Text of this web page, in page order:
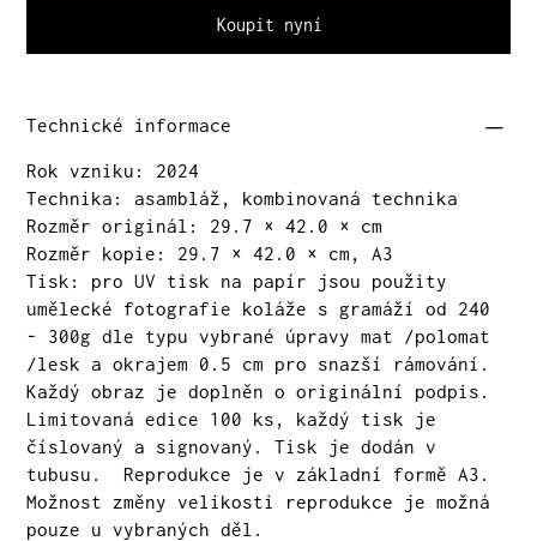
Koupit nyní
Technické informace
Rok vzniku: 2024
Technika: asambláž, kombinovaná technika
Rozměr originál: 29.7 × 42.0 × cm
Rozměr kopie: 29.7 × 42.0 × cm, A3
Tisk: pro UV tisk na papír jsou použity
umělecké fotografie koláže s gramáží od 240
- 300g dle typu vybrané úpravy mat /polomat
/lesk a okrajem 0.5 cm pro snazší rámování.
Každý obraz je doplněn o originální podpis.
Limitovaná edice 100 ks, každý tisk je
číslovaný a signovaný. Tisk je dodán v
tubusu. Reprodukce je v základní formě A3.
Možnost změny velikosti reprodukce je možná
pouze u vybraných děl.